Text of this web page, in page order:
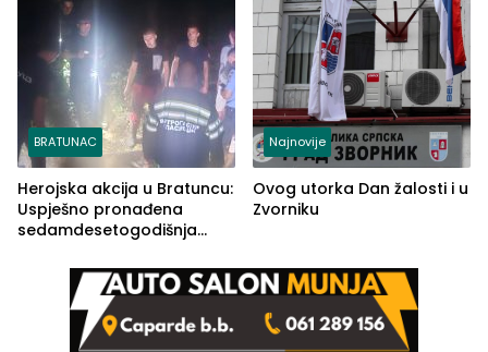
BRATUNAC
Herojska akcija u Bratuncu:
Uspješno pronađena
sedamdesetogodišnja
Kravice.
Najnovije
Ovog utorka Dan žalosti i u
Zvorniku